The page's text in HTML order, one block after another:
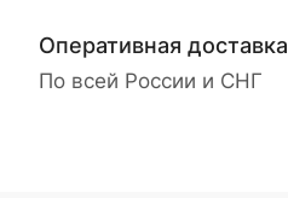
Оперативная доставка
По всей России и СНГ